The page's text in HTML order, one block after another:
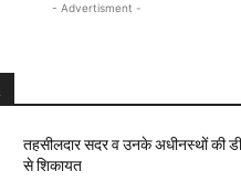
- Advertisment -
तहसीलदार सदर व उनके अधीनस्थों की
से शिकायत